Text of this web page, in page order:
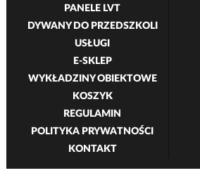
PANELE LVT
DYWANY DO PRZEDSZKOLI
USŁUGI
E-SKLEP
WYKŁADZINY OBIEKTOWE
KOSZYK
REGULAMIN
POLITYKA PRYWATNOŚCI
KONTAKT